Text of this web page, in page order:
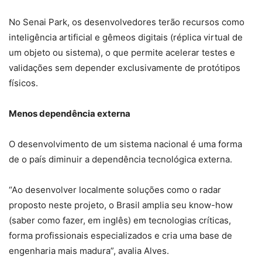
No Senai Park, os desenvolvedores terão recursos como
inteligência artificial e gêmeos digitais (réplica virtual de
um objeto ou sistema), o que permite acelerar testes e
validações sem depender exclusivamente de protótipos
físicos.
Menos dependência externa
O desenvolvimento de um sistema nacional é uma forma
de o país diminuir a dependência tecnológica externa.
“Ao desenvolver localmente soluções como o radar
proposto neste projeto, o Brasil amplia seu know-how
(saber como fazer, em inglês) em tecnologias críticas,
forma profissionais especializados e cria uma base de
engenharia mais madura”, avalia Alves.